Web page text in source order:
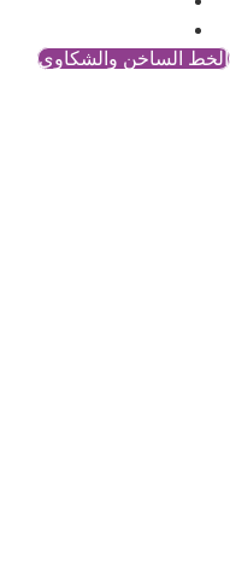
الخط الساخن والشكاوي